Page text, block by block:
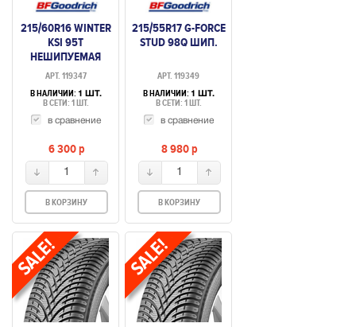
215/60R16 WINTER
KSI 95T
НЕШИПУЕМАЯ
АРТ. 119347
В НАЛИЧИИ: 1 ШТ.
В СЕТИ: 1 ШТ.
в сравнение
6 300p
1
В КОРЗИНУ
215/55R17 G-FORCE
STUD 98Q ШИП.
АРТ. 119349
В НАЛИЧИИ: 1 ШТ.
В СЕТИ: 1 ШТ.
в сравнение
8 980p
1
В КОРЗИНУ